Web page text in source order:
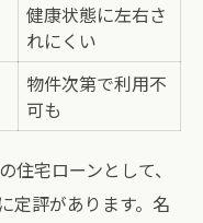
健康状態に左右さ
れにくい
物件次第で利用不
可も
住宅ローンとして、
定評があります。名